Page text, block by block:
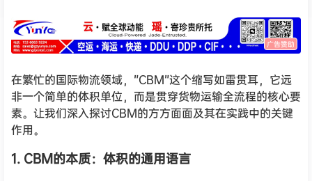
广告赞助
在繁忙的国际物流领域，”CBM”这个缩写如雷贯耳，它远
非一个简单的体积单位，而是贯穿货物运输全流程的核心要
素。让我们深入探讨CBM的方方面面及其在实践中的关键
作用。
1. CBM的本质：体积的通用语言